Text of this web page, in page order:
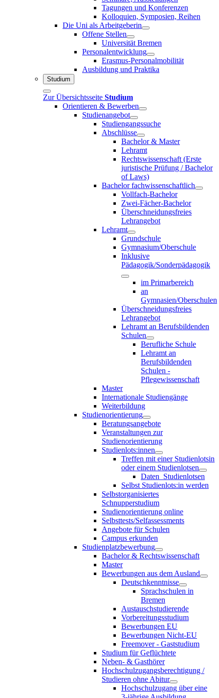
Tagungen und Konferenzen
Kolloquien, Symposien, Reihen
Die Uni als Arbeitgeberin
Offene Stellen
Universität Bremen
Personalentwicklung
Erasmus-Personalmobilität
Ausbildung und Praktika
Studium
Zur Übersichtsseite Studium
Orientieren & Bewerben
Studienangebot
Studiengangssuche
Abschlüsse
Bachelor & Master
Lehramt
Rechtswissenschaft (Erste
juristische Prüfung / Bachelor
of Laws)
Bachelor fachwissenschaftlich
Vollfach-Bachelor
Zwei-Fächer-Bachelor
Überschneidungsfreies
Lehrangebot
Lehramt
Grundschule
Gymnasium/Oberschule
Inklusive
Pädagogik/Sonderpädagogik
im Primarbereich
an
Gymnasien/Oberschulen
Überschneidungsfreies
Lehrangebot
Lehramt an Berufsbildenden
Schulen
Berufliche Schule
Lehramt an
Berufsbildenden
Schulen -
Pflegewissenschaft
Master
Internationale Studiengänge
Weiterbildung
Studienorientierung
Beratungsangebote
Veranstaltungen zur
Studienorientierung
Studienlots:innen
Treffen mit einer Studienlotsin
oder einem Studienlotsen
Daten_Studienlotsen
Selbst Studienlots:in werden
Selbstorganisiertes
Schnupperstudium
Studienorientierung online
Selbsttests/Selfassessments
Angebote für Schulen
Campus erkunden
Studienplatzbewerbung
Bachelor & Rechtswissenschaft
Master
Bewerbungen aus dem Ausland
Deutschkenntnisse
Sprachschulen in
Bremen
Austauschstudierende
Vorbereitungsstudium
Bewerbungen EU
Bewerbungen Nicht-EU
Freemover - Gaststudium
Studium für Geflüchtete
Neben- & Gasthörer
Hochschulzugangsberechtigung /
Studieren ohne Abitur
Hochschulzugang über eine